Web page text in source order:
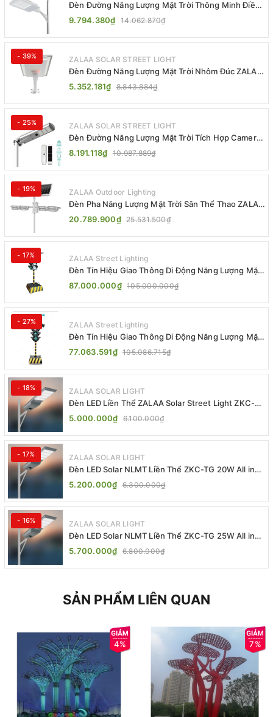
Đèn Đường Năng Lượng Mặt Trời Thông Minh Điều
Khiển MPPT ZL-GMX01 ZALAA
9.794.380₫ 14.062.870₫
- 39% ZALAA SOLAR STREET LIGHT
Đèn Đường Năng Lượng Mặt Trời Nhôm Đúc ZALAA
ZL-BWH Cao Cấp IP65
5.352.181₫ 8.843.884₫
- 25% ZALAA SOLAR STREET LIGHT
Đèn Đường Năng Lượng Mặt Trời Tích Hợp Camera
ZALAA ZL-BJ04-CCTV (80W, IP65)
8.191.118₫ 10.987.889₫
- 19% ZALAA Outdoor Lighting
Đèn Pha Năng Lượng Mặt Trời Sân Thể Thao ZALAA
Jsc Chống Nước IP65 Cao Cấp
20.789.900₫ 25.531.500₫
- 17% ZALAA Street Lighting
Đèn Tín Hiệu Giao Thông Di Động Năng Lượng Mặt
Trời ZALAA ZL-300A-D
87.000.000₫ 105.000.000₫
- 27% ZALAA Street Lighting
Đèn Tín Hiệu Giao Thông Di Động Năng Lượng Mặt
Trời ZALAA ZL-409300C
77.063.591₫ 105.086.715₫
- 18% ZALAA SOLAR LIGHT
Đèn LED Liền Thể ZALAA Solar Street Light ZKC-
TG 20W 25W 30W All In One
5.000.000₫ 6.100.000₫
- 17% ZALAA SOLAR LIGHT
Đèn LED Solar NLMT Liền Thể ZKC-TG 20W All in
One | ZALAA Street Light
5.200.000₫ 6.300.000₫
- 16% ZALAA SOLAR LIGHT
Đèn LED Solar NLMT Liền Thể ZKC-TG 25W All in
One | ZALAA Street Light
5.700.000₫ 6.800.000₫
SẢN PHẨM LIÊN QUAN
4% 7%